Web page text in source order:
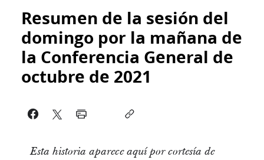
Resumen de la sesión del
domingo por la mañana de
la Conferencia General de
octubre de 2021
Esta historia aparece aquí por cortesía de